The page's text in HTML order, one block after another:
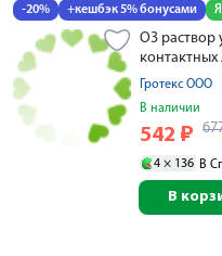
-20% +кешбэк 5% бонусами
О3 раствор
Гротекс ООО
В наличии
542 ₽
4 × 136 В
В